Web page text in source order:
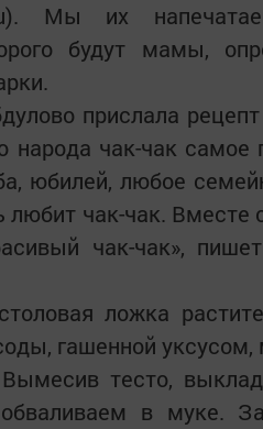
Мы их
будут мамы,
прислала рецепт
народа чак-чак самое
юбилей, любое
любит чак-чак.
чак-чак»,
ложка
гашенной
тесто,
в муке.